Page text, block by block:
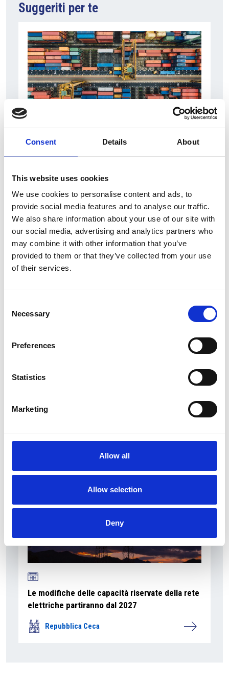
Consent Details About
This website uses cookies
We use cookies to personalise content and ads, to
provide social media features and to analyse our traffic.
We also share information about your use of our site with
our social media, advertising and analytics partners who
may combine it with other information that you’ve
provided to them or that they’ve collected from your use
of their services.
Selection
Necessary
Preferences
Statistics
Marketing
Allow all
Allow selection
Deny
Suggeriti per te
6 Agosto 2026
L’interscambio Italia – Repubblica ha superato
Overview Economica
Accelera la ripresa dell’industria nel corso del
Overview Economica
Repubblica Ceca
Le modifiche delle capacità riservate della rete
elettriche partiranno dal 2027
Repubblica Ceca